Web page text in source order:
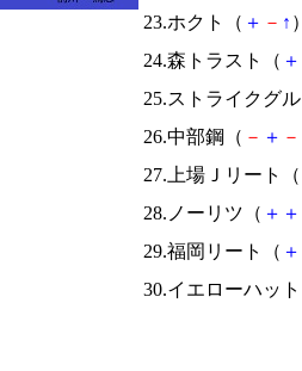
23.ホクト（ ＋ － ↑
24.森トラスト（ ＋
25.ストライクグ
26.中部鋼（ － ＋ －
27.上場Ｊリート（
28.ノーリツ（ ＋ ＋
29.福岡リート（ ＋
30.イエローハッ